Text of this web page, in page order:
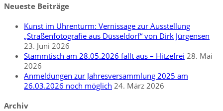
Neueste Beiträge
Kunst im Uhrenturm: Vernissage zur Ausstellung
„Straßenfotografie aus Düsseldorf“ von Dirk Jürgensen
23. Juni 2026
Stammtisch am 28.05.2026 fällt aus – Hitzefrei 28. Mai
2026
Anmeldungen zur Jahresversammlung 2025 am
26.03.2026 noch möglich 24. März 2026
Archiv